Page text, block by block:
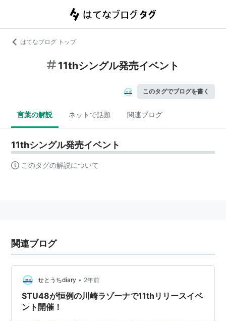
はてなブログ トップ
11thシングル発売イベント
このタグでブログを書く
言葉の解説 ネットで話題 関連ブログ
11thシングル発売イベント
このタグの解説について
関連ブログ
せとうちdiary • 2年前
STU48が恒例の川崎ラゾーナで11thリリースイベ
ント開催！